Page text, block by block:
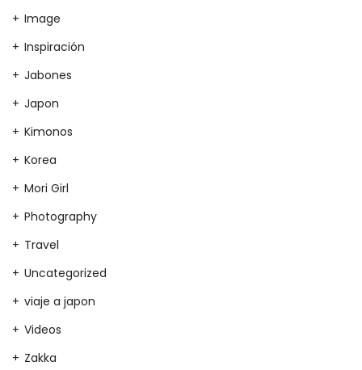
Image
Inspiración
Jabones
Japon
Kimonos
Korea
Mori Girl
Photography
Travel
Uncategorized
viaje a japon
Videos
Zakka